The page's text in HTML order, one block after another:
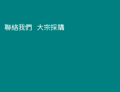
聯絡我們 大宗採購